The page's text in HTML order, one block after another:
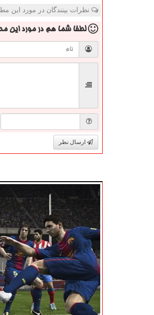
نظرات بینندگان در مورد این
لطفا شما همدر مورد این
ارسال نظر